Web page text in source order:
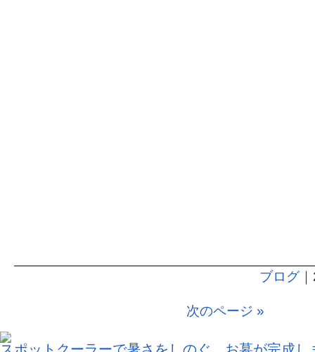
ブログ
次のページ »